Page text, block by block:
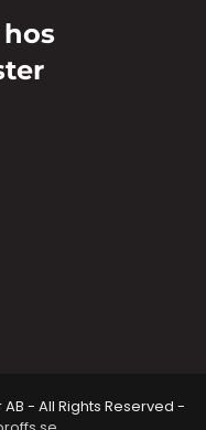
- All Rights Reserved -